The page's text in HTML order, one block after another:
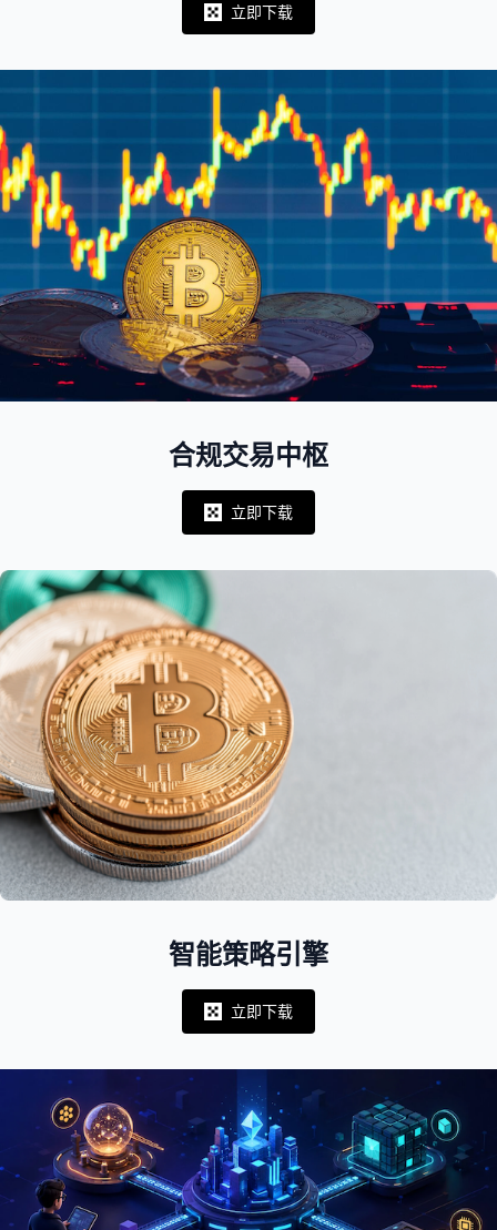
Notifications
立即下载
合规交易中枢
Notifications
立即下载
智能策略引擎
Notifications
立即下载